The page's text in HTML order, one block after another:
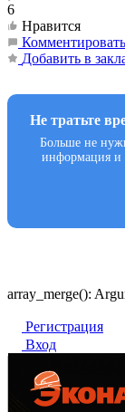
6
Нравится
Комментировать
Добавить в
Не тратьте
Больше не
информация и
array_merge():
Регистрация
Вход